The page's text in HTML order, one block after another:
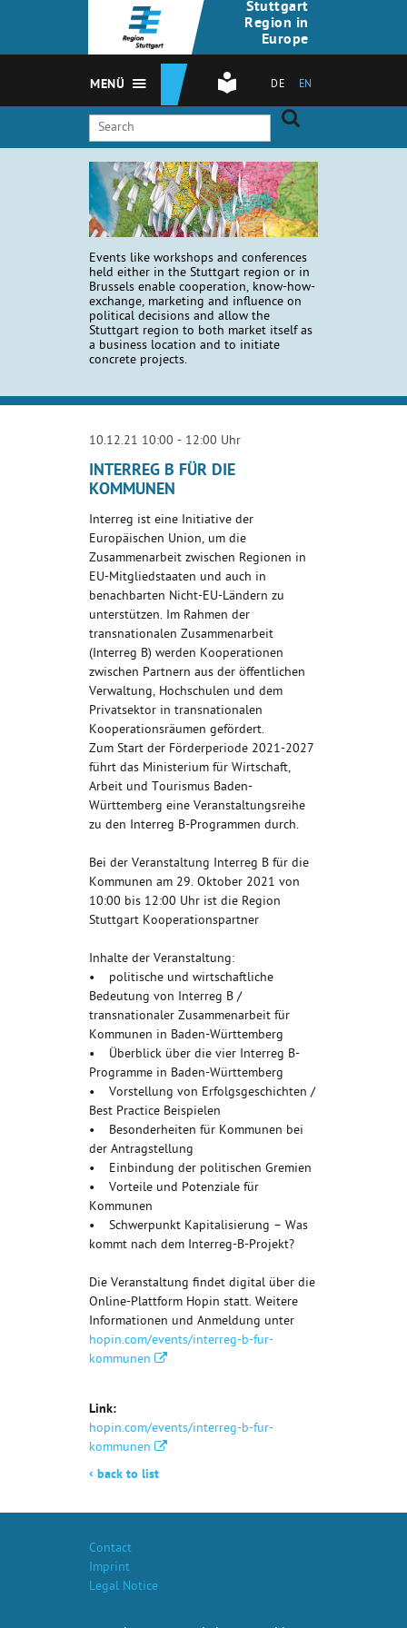
Stuttgart
Region in
Europe
DE EN
MENÜ
Events like workshops and conferences
held either in the Stuttgart region or in
Brussels enable cooperation, know-how-
exchange, marketing and influence on
political decisions and allow the
Stuttgart region to both market itself as
a business location and to initiate
concrete projects.
10.12.21 10:00 - 12:00 Uhr
INTERREG B FÜR DIE
KOMMUNEN
Interreg ist eine Initiative der
Europäischen Union, um die
Zusammenarbeit zwischen Regionen in
EU-Mitgliedstaaten und auch in
benachbarten Nicht-EU-Ländern zu
unterstützen. Im Rahmen der
transnationalen Zusammenarbeit
(Interreg B) werden Kooperationen
zwischen Partnern aus der öffentlichen
Verwaltung, Hochschulen und dem
Privatsektor in transnationalen
Kooperationsräumen gefördert.
Zum Start der Förderperiode 2021-2027
führt das Ministerium für Wirtschaft,
Arbeit und Tourismus Baden-
Württemberg eine Veranstaltungsreihe
zu den Interreg B-Programmen durch.
Bei der Veranstaltung Interreg B für die
Kommunen am 29. Oktober 2021 von
10:00 bis 12:00 Uhr ist die Region
Stuttgart Kooperationspartner
Inhalte der Veranstaltung:
• politische und wirtschaftliche
Bedeutung von Interreg B /
transnationaler Zusammenarbeit für
Kommunen in Baden-Württemberg
• Überblick über die vier Interreg B-
Programme in Baden-Württemberg
• Vorstellung von Erfolgsgeschichten /
Best Practice Beispielen
• Besonderheiten für Kommunen bei
der Antragstellung
• Einbindung der politischen Gremien
• Vorteile und Potenziale für
Kommunen
• Schwerpunkt Kapitalisierung – Was
kommt nach dem Interreg-B-Projekt?
Die Veranstaltung findet digital über die
Online-Plattform Hopin statt. Weitere
Informationen und Anmeldung unter
hopin.com/events/interreg-b-fur-
kommunen
Link:
hopin.com/events/interreg-b-fur-
kommunen
‹ back to list
Contact
Imprint
Legal Notice